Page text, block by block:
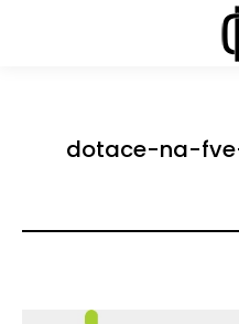
dotace-na-